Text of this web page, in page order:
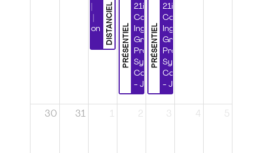
DISTANCIEL
Certification
PRÉSENTIEL
21ième
Congrès
Ingénierie
Grands
Projets et
Systèmes
Complexes
- Jour 1
PRÉSENTIEL
21ième
Congrès
Ingénierie
Grands
Projets et
Systèmes
Complexes
- Jour 2
30 31 1 2 3 4 5